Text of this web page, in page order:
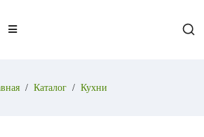
Каталог Кухни